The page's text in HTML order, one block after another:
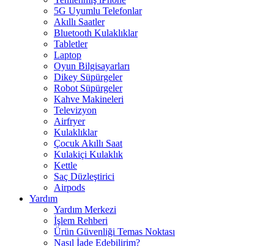
5G Uyumlu Telefonlar
Akıllı Saatler
Bluetooth Kulaklıklar
Tabletler
Laptop
Oyun Bilgisayarları
Dikey Süpürgeler
Robot Süpürgeler
Kahve Makineleri
Televizyon
Airfryer
Kulaklıklar
Çocuk Akıllı Saat
Kulakiçi Kulaklık
Kettle
Saç Düzleştirici
Airpods
Yardım
Yardım Merkezi
İşlem Rehberi
Ürün Güvenliği Temas Noktası
Nasıl İade Edebilirim?